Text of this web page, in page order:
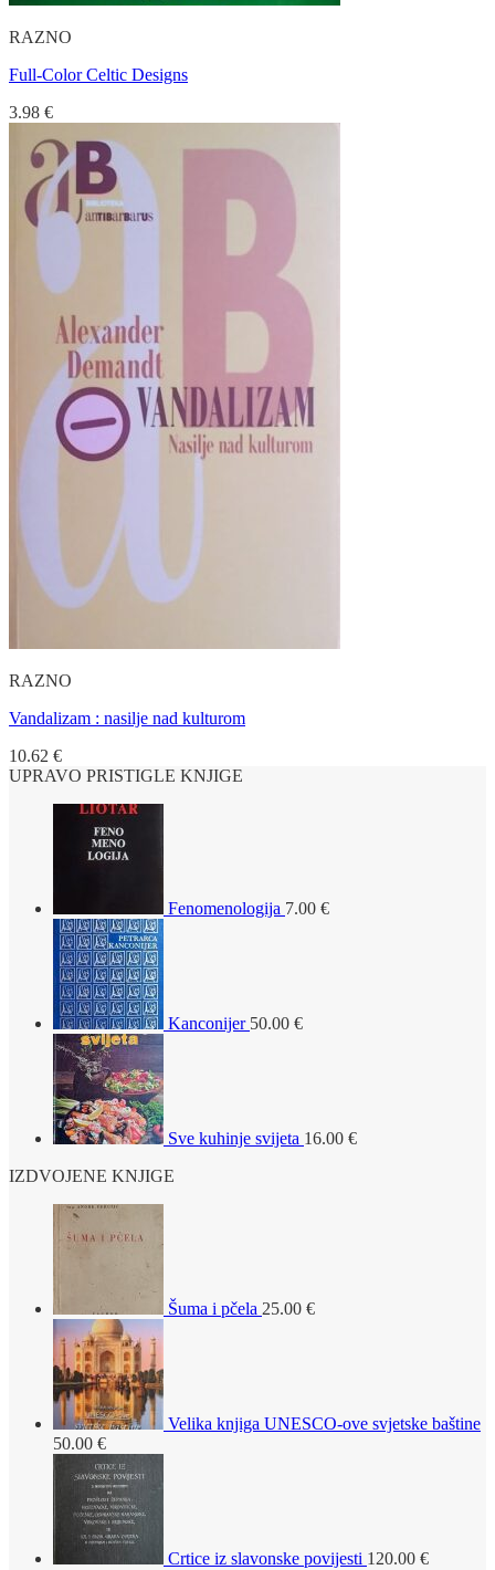
RAZNO
Full-Color Celtic Designs
3.98 €
RAZNO
Vandalizam : nasilje nad kulturom
10.62 €
UPRAVO PRISTIGLE KNJIGE
Fenomenologija 7.00 €
Kanconijer 50.00 €
Sve kuhinje svijeta 16.00 €
IZDVOJENE KNJIGE
Šuma i pčela 25.00 €
Velika knjiga UNESCO-ove svjetske baštine
50.00 €
Crtice iz slavonske povijesti 120.00 €